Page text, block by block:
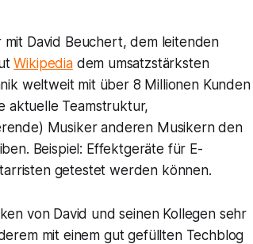
mit David Beuchert, dem leitenden
Wikipediadem umsatzstärksten
weltweit mit über 8 Millionen Kunden
aktuelle Teamstruktur,
Musiker anderen Musikern den
Beispiel: Effektgeräte für E-
getestet werden können.
von David und seinen Kollegen sehr
mit einem gut gefüllten Techblog